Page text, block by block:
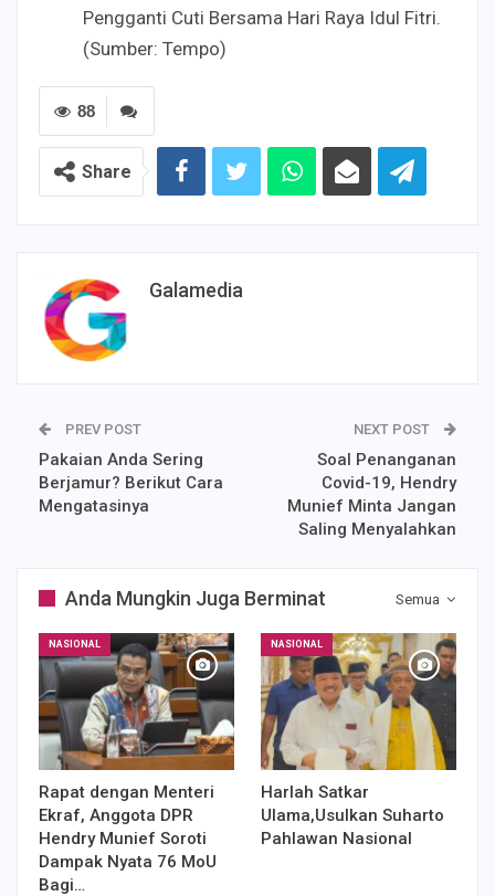
Pengganti Cuti Bersama Hari Raya Idul Fitri.
(Sumber: Tempo)
88
Share
Galamedia
PREV POST
Pakaian Anda Sering
Berjamur? Berikut Cara
Mengatasinya
NEXT POST
Soal Penanganan
Covid-19, Hendry
Munief Minta Jangan
Saling Menyalahkan
Semua
Anda Mungkin Juga Berminat
NASIONAL
Rapat dengan Menteri
Ekraf, Anggota DPR
Hendry Munief Soroti
Dampak Nyata 76 MoU
Bagi…
NASIONAL
Harlah Satkar
Ulama,Usulkan Suharto
Pahlawan Nasional